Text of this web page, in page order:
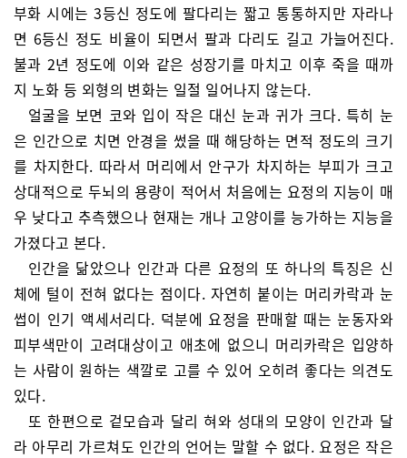
부화 시에는 3등신 정도에 팔다리는 짧고 통통하지만 자라나
면 6등신 정도 비율이 되면서 팔과 다리도 길고 가늘어진다.
불과 2년 정도에 이와 같은 성장기를 마치고 이후 죽을 때까
지 노화 등 외형의 변화는 일절 일어나지 않는다.
얼굴을 보면 코와 입이 작은 대신 눈과 귀가 크다. 특히 눈
은 인간으로 치면 안경을 썼을 때 해당하는 면적 정도의 크기
를 차지한다. 따라서 머리에서 안구가 차지하는 부피가 크고
상대적으로 두뇌의 용량이 적어서 처음에는 요정의 지능이 매
우 낮다고 추측했으나 현재는 개나 고양이를 능가하는 지능을
가졌다고 본다.
인간을 닮았으나 인간과 다른 요정의 또 하나의 특징은 신
체에 털이 전혀 없다는 점이다. 자연히 붙이는 머리카락과 눈
썹이 인기 액세서리다. 덕분에 요정을 판매할 때는 눈동자와
피부색만이 고려대상이고 애초에 없으니 머리카락은 입양하
는 사람이 원하는 색깔로 고를 수 있어 오히려 좋다는 의견도
있다.
또 한편으로 겉모습과 달리 혀와 성대의 모양이 인간과 달
라 아무리 가르쳐도 인간의 언어는 말할 수 없다. 요정은 작은